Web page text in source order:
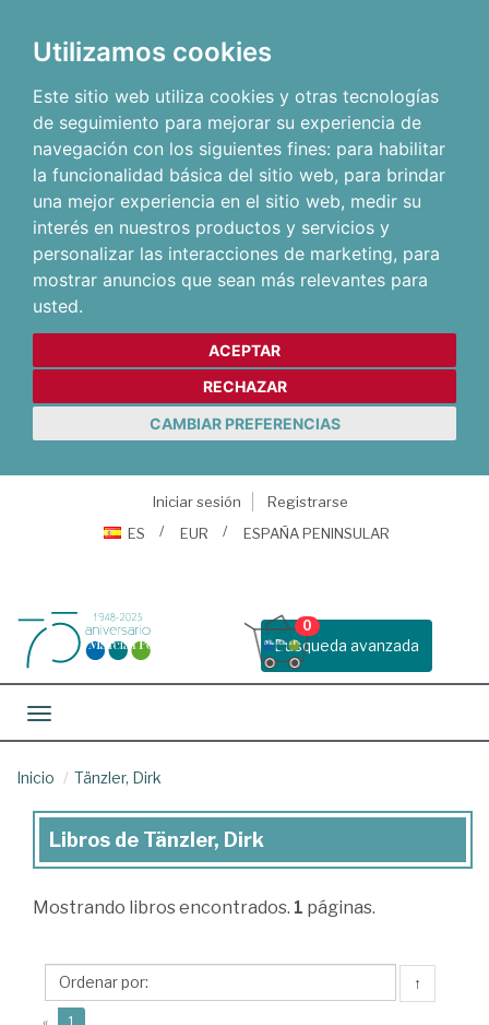
Utilizamos cookies
Este sitio web utiliza cookies y otras tecnologías
de seguimiento para mejorar su experiencia de
navegación con los siguientes fines: para habilitar
la funcionalidad básica del sitio web, para brindar
una mejor experiencia en el sitio web, medir su
interés en nuestros productos y servicios y
personalizar las interacciones de marketing, para
mostrar anuncios que sean más relevantes para
usted.
ACEPTAR
RECHAZAR
CAMBIAR PREFERENCIAS
Iniciar sesión
Registrarse
ES
EUR ESPAÑA PENINSULAR
Busqueda avanzada
0
Toggle navigation
Inicio Tänzler, Dirk
Libros
Tänzler,
Libros de Tänzler, Dirk
Mostrando libros encontrados. 1 páginas.
↑